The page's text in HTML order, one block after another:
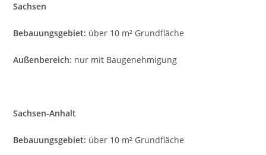
Sachsen
Bebauungsgebiet: über 10 m² Grundfläche
Außenbereich: nur mit Baugenehmigung
Sachsen-Anhalt
Bebauungsgebiet: über 10 m² Grundfläche